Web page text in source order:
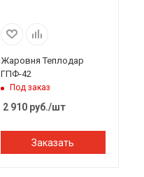
Жаровня Теплодар
ГПФ-42
Под заказ
2 910руб./шт
Заказать